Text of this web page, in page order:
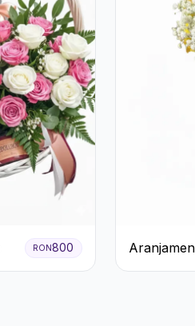
RON800
Prosecco